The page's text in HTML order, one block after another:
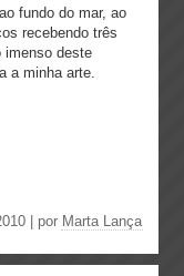
fundo do mar, ao
recebendo três
imenso deste
a minha arte.
| por Marta Lança